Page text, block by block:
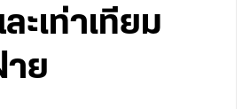
ะเท่าเทียม
ย